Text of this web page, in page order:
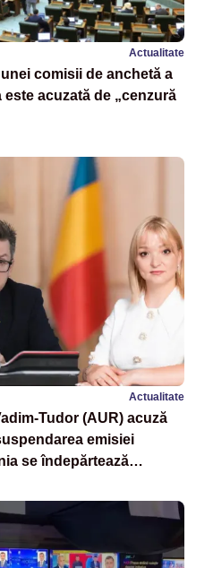
Actualitate
comisii de anchetă a
acuzată de „cenzură
Actualitate
Tudor (AUR) acuză
emisiei
se îndepărtează